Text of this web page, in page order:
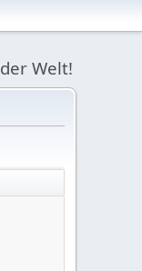
der Welt!